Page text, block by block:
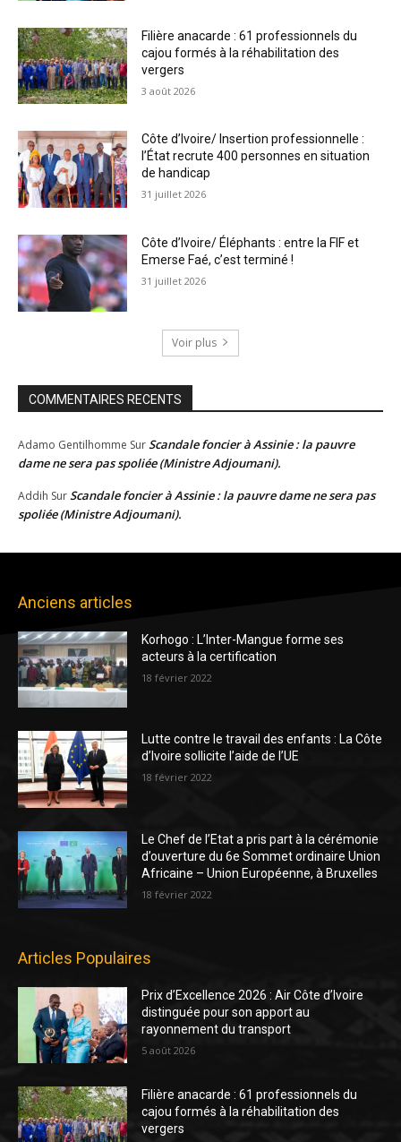
Filière anacarde : 61 professionnels du
cajou formés à la réhabilitation des
vergers
3 août 2026
Côte d’Ivoire/ Insertion professionnelle :
l’État recrute 400 personnes en situation
de handicap
31 juillet 2026
Côte d’Ivoire/ Éléphants : entre la FIF et
Emerse Faé, c’est terminé !
31 juillet 2026
Voir plus
COMMENTAIRES RECENTS
Adamo Gentilhomme Sur Scandale foncier à Assinie : la pauvre
dame ne sera pas spoliée (Ministre Adjoumani).
Addih Sur Scandale foncier à Assinie : la pauvre dame ne sera pas
spoliée (Ministre Adjoumani).
Anciens articles
Korhogo : L’Inter-Mangue forme ses
acteurs à la certification
18 février 2022
Lutte contre le travail des enfants : La Côte
d’Ivoire sollicite l’aide de l’UE
18 février 2022
Le Chef de l’Etat a pris part à la cérémonie
d’ouverture du 6e Sommet ordinaire Union
Africaine – Union Européenne, à Bruxelles
18 février 2022
Articles Populaires
Prix d’Excellence 2026 : Air Côte d’Ivoire
distinguée pour son apport au
rayonnement du transport
5 août 2026
Filière anacarde : 61 professionnels du
cajou formés à la réhabilitation des
vergers